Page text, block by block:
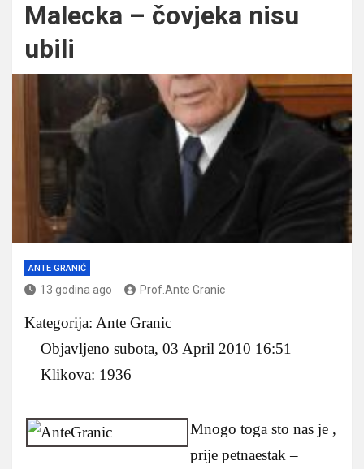
Malecka – čovjeka nisu
ubili
ANTE GRANIĆ
13 godina ago Prof.Ante Granic
Kategorija: Ante Granic
Objavljeno subota, 03 April 2010 16:51
Klikova: 1936
Mnogo toga sto nas je ,
prije petnaestak –